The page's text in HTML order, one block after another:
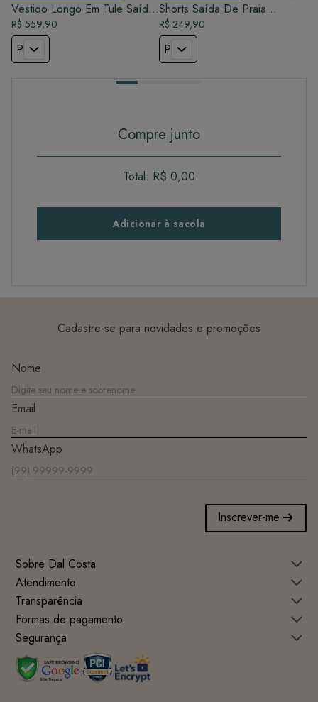
Vestido Longo Em Tule Saída
de Praia - Fibras
R$ 559,90
P
Shorts Saída De Praia
Feminino - Fibras
R$ 249,90
P
Compre junto
Total: R$ 0,00
Adicionar à sacola
Cadastre-se para novidades e promoções
Nome
Email
WhatsApp
Inscrever-me
Sobre Dal Costa
Atendimento
Transparência
Formas de pagamento
Segurança